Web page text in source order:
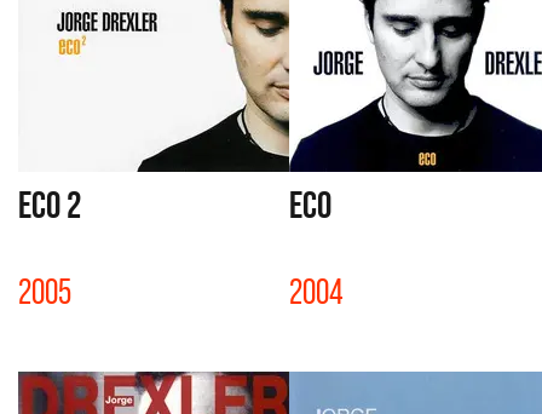
ECO 2
2005
ECO
2004